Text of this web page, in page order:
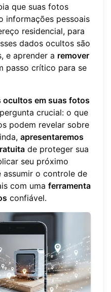
que suas fotos
informações pessoais
residencial, para
dados ocultos são
e aprender a remover
passo crítico para se
ocultos em suas fotos
crucial: o que
podem revelar sobre
apresentaremos
de proteger sua
seu próximo
assumir o controle de
com uma ferramenta
confiável.